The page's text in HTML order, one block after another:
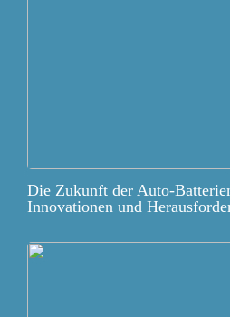
Die Zukunft der Auto-
Innovationen und